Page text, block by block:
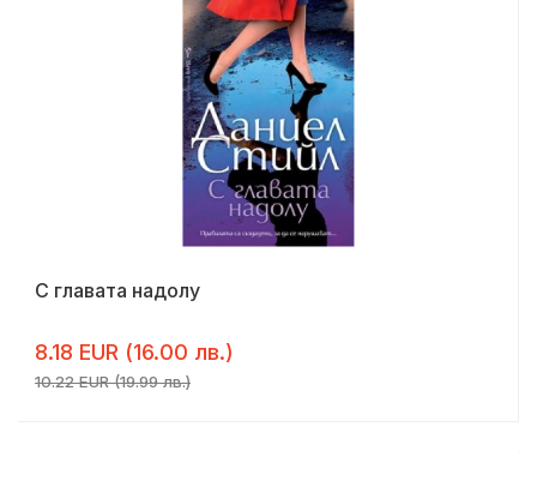
С главата надолу
8.18 EUR (16.00 лв.)
10.22 EUR (19.99 лв.)